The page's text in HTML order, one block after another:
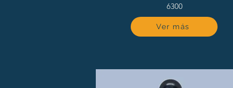
6300
Ver más